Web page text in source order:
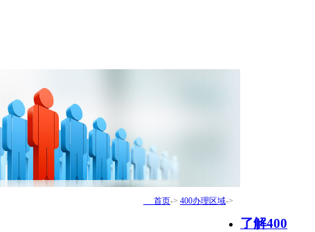
首页-> 400办理区域->
了解400